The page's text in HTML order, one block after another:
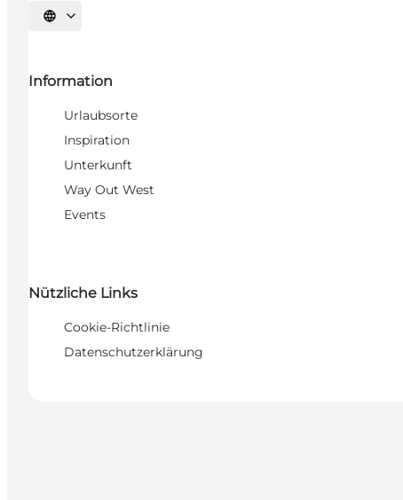
Sprache auswählen
Information
Urlaubsorte
Inspiration
Unterkunft
Way Out West
Events
Nützliche Links
Cookie-Richtlinie
Datenschutzerklärung